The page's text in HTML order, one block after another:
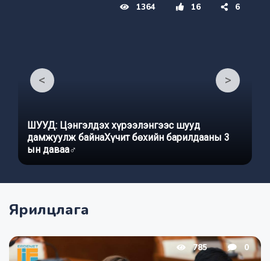
ШУУД: Цэнгэлдэх хүрээлэнгээс шууд
дамжуулж байнаХүчит бөхийн барилдааны 3
ын даваа‍♂️
1364 16 6
< >
Ярилцлага
785 0